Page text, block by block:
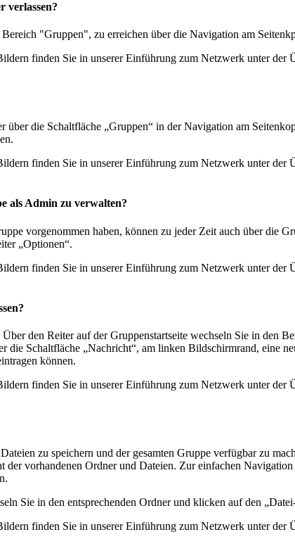
verlassen?
"Gruppen", zu erreichen über die Navigation am
finden Sie in unserer Einführung zum Netzwerk unter der
über die Schaltfläche „Gruppen“ in der Navigation am
finden Sie in unserer Einführung zum Netzwerk unter der
als Admin zu verwalten?
vorgenommen haben, können zu jeder Zeit auch über die
„Optionen“.
finden Sie in unserer Einführung zum Netzwerk unter
den Reiter auf der Gruppenstartseite wechseln Sie in den
die Schaltfläche „Nachricht“, am linken Bildschirmrand, eine
können.
finden Sie in unserer Einführung zum Netzwerk unter der
zu speichern und der gesamten Gruppe verfügbar zu
der vorhandenen Ordner und Dateien. Zur einfachen
Sie in den entsprechenden Ordner und klicken auf den
finden Sie in unserer Einführung zum Netzwerk unter